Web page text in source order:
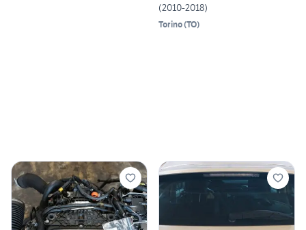
(2010-2018)
Torino(TO)